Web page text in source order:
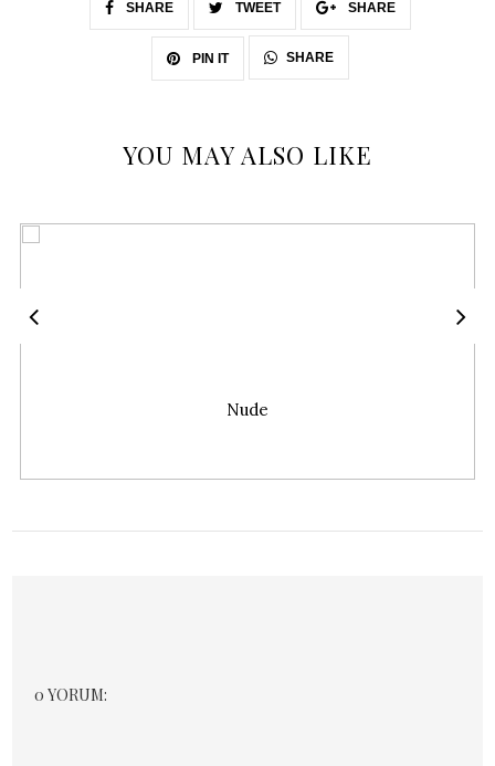
SHARE TWEET SHARE
PIN IT SHARE
YOU MAY ALSO LIKE
Cocktail
0 YORUM: